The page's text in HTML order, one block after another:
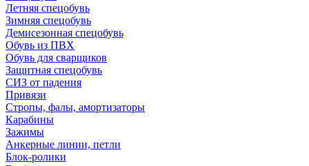
Летняя спецобувь
Зимняя спецобувь
Демисезонная спецобувь
Обувь из ПВХ
Обувь для сварщиков
Защитная спецобувь
СИЗ от падения
Привязи
Стропы, фалы, амортизаторы
Карабины
Зажимы
Анкерные линии, петли
Блок-ролики